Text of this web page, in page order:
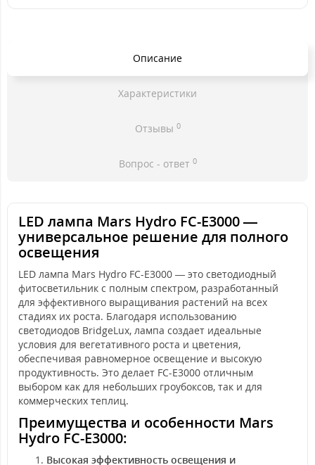
Описание
Характеристики
Отзывы 0
Вопрос - ответ 0
LED лампа Mars Hydro FC-E3000 —
универсальное решение для полного
освещения
LED лампа Mars Hydro FC-E3000 — это светодиодный
фитосветильник с полным спектром, разработанный
для эффективного выращивания растений на всех
стадиях их роста. Благодаря использованию
светодиодов BridgeLux, лампа создает идеальные
условия для вегетативного роста и цветения,
обеспечивая равномерное освещение и высокую
продуктивность. Это делает FC-E3000 отличным
выбором как для небольших гроубоксов, так и для
коммерческих теплиц.
Преимущества и особенности Mars
Hydro FC-E3000:
Высокая эффективность освещения и